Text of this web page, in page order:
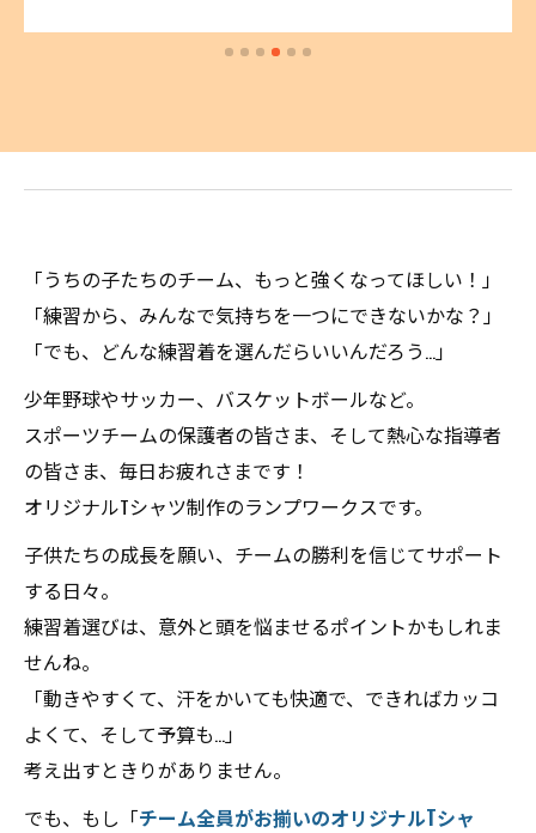
「うちの子たちのチーム、もっと強くなってほしい！」
「練習から、みんなで気持ちを一つにできないかな？」
「でも、どんな練習着を選んだらいいんだろう…」
少年野球やサッカー、バスケットボールなど。
スポーツチームの保護者の皆さま、そして熱心な指導者
の皆さま、毎日お疲れさまです！
オリジナルTシャツ制作のランプワークスです。
子供たちの成長を願い、チームの勝利を信じてサポート
する日々。
練習着選びは、意外と頭を悩ませるポイントかもしれま
せんね。
「動きやすくて、汗をかいても快適で、できればカッコ
よくて、そして予算も…」
考え出すときりがありません。
でも、もし「チーム全員がお揃いのオリジナルTシャ